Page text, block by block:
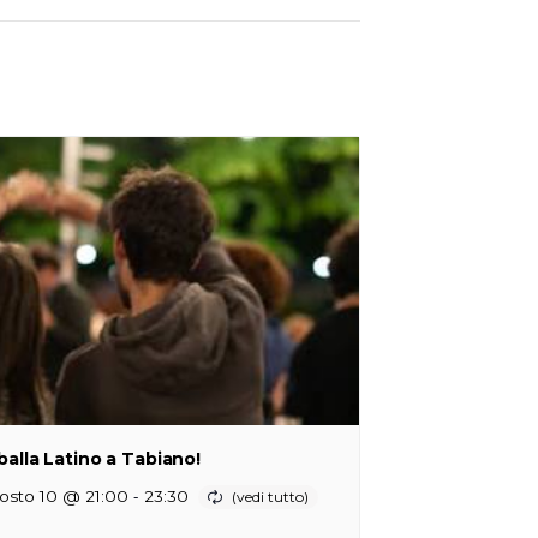
Latino a Tabiano!
10 @ 21:00 - 23:30